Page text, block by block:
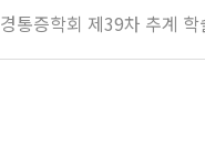
통증학회 제39차 추계 학